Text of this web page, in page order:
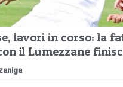
lavori in corso: la
il Lumezzane